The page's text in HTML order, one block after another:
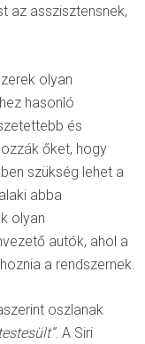
az asszisztensnek,
olyan
hasonló
és
őket, hogy
szükség lehet a
abba
olyan
autók, ahol a
a rendszernek.
oszlanak
. A Siri